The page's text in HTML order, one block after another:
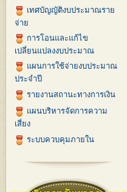
เทศบัญญัติงบประมาณราย
จ่าย
การโอนและแก้ไข
เปลี่ยนแปลงงบประมาณ
แผนการใช้จ่ายงบประมาณ
ประจำปี
รายงานสถานะทางการเงิน
แผนบริหารจัดการความ
เสี่ยง
ระบบควบคุมภายใน